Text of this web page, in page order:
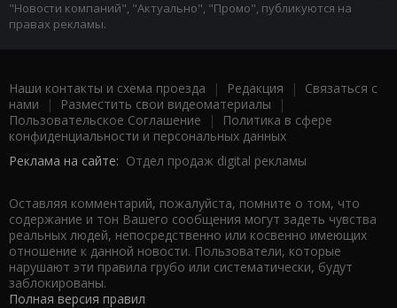
"Новости компаний", "Актуально", "Промо", публикуются на
правах рекламы.
Наши контакты и схема проезда | Редакция | Связаться с
нами | Разместить свои видеоматериалы |
Пользовательское Соглашение |
Политика в сфере
конфиденциальности и персональных данных
Реклама на сайте: Отдел продаж digital рекламы
Оставляя комментарий, пожалуйста, помните о том, что
содержание и тон Вашего сообщения могут задеть чувства
реальных людей, непосредственно или косвенно имеющих
отношение к данной новости. Пользователи, которые
нарушают эти правила грубо или систематически, будут
заблокированы.
Полная версия правил